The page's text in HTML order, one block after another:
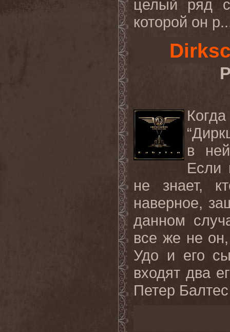
целый ряд
которой он
в
Если
не знает,
наверное,
данном
все же не
Удо и его
входят два
Петер